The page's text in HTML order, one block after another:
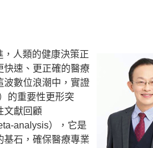
，人類的健康決策正
快速、更正確的醫療
波數位浪潮中，實證
的重要性更形突
文獻回顧
analysis），它是
基石，確保醫療專業